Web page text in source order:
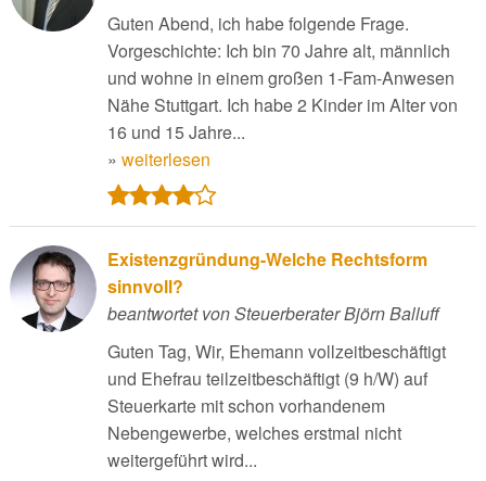
Guten Abend, ich habe folgende Frage.
Vorgeschichte: Ich bin 70 Jahre alt, männlich
und wohne in einem großen 1-Fam-Anwesen
Nähe Stuttgart. Ich habe 2 Kinder im Alter von
16 und 15 Jahre...
» weiterlesen
Existenzgründung-Welche Rechtsform
sinnvoll?
beantwortet von Steuerberater Björn Balluff
Guten Tag, Wir, Ehemann vollzeitbeschäftigt
und Ehefrau teilzeitbeschäftigt (9 h/W) auf
Steuerkarte mit schon vorhandenem
Nebengewerbe, welches erstmal nicht
weitergeführt wird...